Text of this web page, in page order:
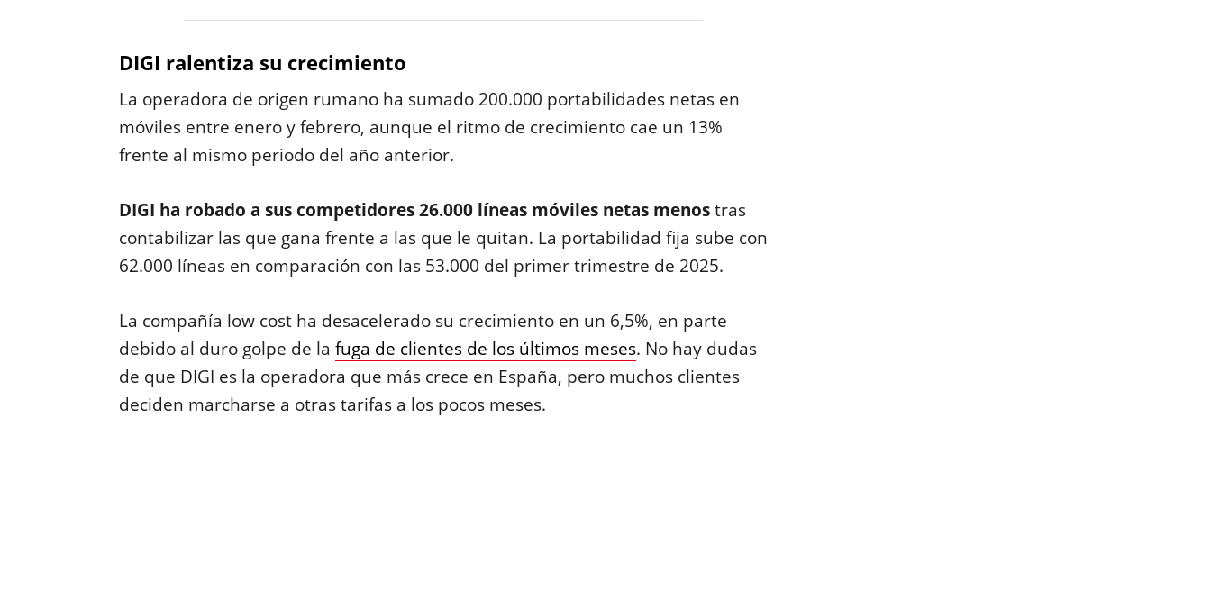
DIGI ralentiza su crecimiento
La operadora de origen rumano ha sumado 200.000 portabilidades netas en
móviles entre enero y febrero, aunque el ritmo de crecimiento cae un 13%
frente al mismo periodo del año anterior.
DIGI ha robado a sus competidores 26.000 líneas móviles netas menostras
contabilizar las que gana frente a las que le quitan. La portabilidad fija sube con
62.000 líneas en comparación con las 53.000 del primer trimestre de 2025.
La compañía low cost ha desacelerado su crecimiento en un 6,5%, en parte
debido al duro golpe de la fuga de clientes de los últimos meses. No hay dudas
de que DIGI es la operadora que más crece en España, pero muchos clientes
deciden marcharse a otras tarifas a los pocos meses.